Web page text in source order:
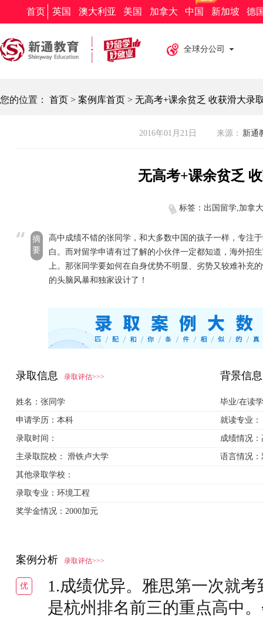
新通教育 新通留学 新通外语 欧亚教育 新通求职
全球分公司
首页 英国 澳大利亚 美国 加拿大 中国 新加坡 德
您的位置： 首页 > 案例库首页 > 无高考+课余贫乏 收获滑大录
2016年01月21日 来源： 新通
无高考+课余贫乏
标签：出国留学,加拿
摘
要
高中成绩不错的张同学，和大多数中国的孩子一样，专注
白。而对留学申请有过了解的小伙伴一定都知道，海外招
上。那张同学要如何在自身优势不明显、劣势又较难补充
的头脑风暴和独家设计了！
录取信息 录取评估>>>
姓名： 张同学
申请学历： 本科
录取时间：
主录取院校： 滑铁卢大学
其他录取学校：
录取专业： 环境工程
奖学金情况： 2000加元
背景信息
毕业/在读
就读专业：
成绩情况：
语言情况：
案例分析 录取评估>>>
优
1.成绩优异。雅思第一次就
是杭州排名前三的重点高中